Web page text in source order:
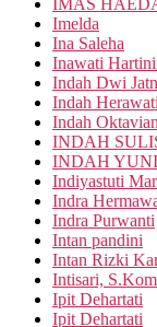
IMAS
Imelda
Ina Saleha
Inawati
Indah Dwi
Indah Herawati
Indah
INDAH
INDAH YUNI
Indiyastuti
Indra
Indra Purwanti
Intan pandini
Intan Rizki
Intisari, S.Kom
Ipit Dehartati
Ipit Dehartati